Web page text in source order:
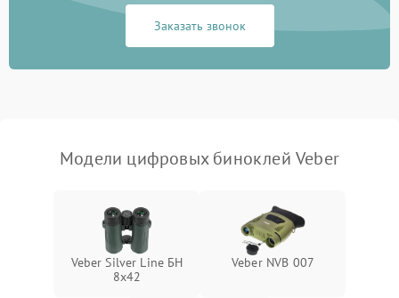
1500 ₽ Подробнее →
Заказать звонок
Модели цифровых биноклей Veber
Veber Silver Line БН
8x42
Veber NVB 007